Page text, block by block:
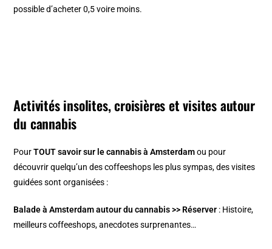
possible d’acheter 0,5 voire moins.
Activités insolites, croisières et visites autour
du cannabis
PourTOUT savoir sur le cannabis à Amsterdamou pour
découvrir quelqu’un des coffeeshops les plus sympas, des visites
guidées sont organisées :
Balade à Amsterdam autour du cannabis >> Réserver : Histoire,
meilleurs coffeeshops, anecdotes surprenantes…